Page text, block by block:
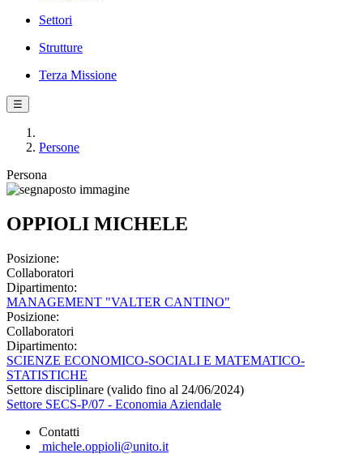
Settori
Strutture
Terza Missione
☰
Persone
Persona
OPPIOLI MICHELE
Posizione:
Collaboratori
Dipartimento:
MANAGEMENT "VALTER CANTINO"
Posizione:
Collaboratori
Dipartimento:
SCIENZE ECONOMICO-SOCIALI E MATEMATICO-
STATISTICHE
Settore disciplinare (valido fino al 24/06/2024)
Settore SECS-P/07 - Economia Aziendale
Contatti
michele.oppioli@unito.it